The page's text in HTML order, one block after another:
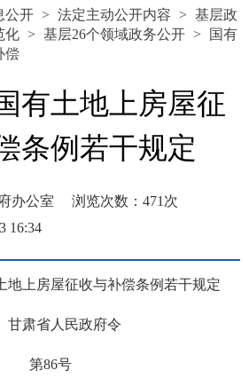
公开 > 法定主动公开内容 > 基层政
化 > 基层26个领域政务公开 >
国有
偿
有土地上房屋征
条例若干规定
办公室 浏览次数： 471 次
16:34
地上房屋征收与补偿条例若干规定
甘肃省人民政府令
第86号